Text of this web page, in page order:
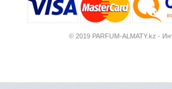
© 2019 PARFUM-ALMATY.kz -